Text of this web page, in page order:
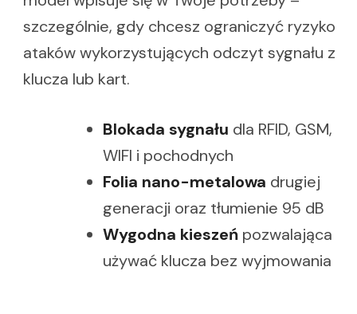
szczególnie, gdy chcesz ograniczyć ryzyko
ataków wykorzystujących odczyt sygnału z
klucza lub kart.
Blokada sygnału dla RFID, GSM,
WIFI i pochodnych
Folia nano-metalowa drugiej
generacji oraz tłumienie 95 dB
Wygodna kieszeń pozwalająca
używać klucza bez wyjmowania